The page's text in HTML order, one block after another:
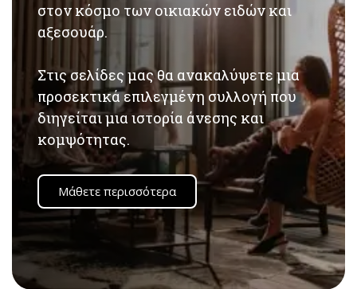
στον κόσμο των οικιακών ειδών και
αξεσουάρ.
Στις σελίδες μας θα ανακαλύψετε μια
προσεκτικά επιλεγμένη συλλογή που
διηγείται μια ιστορία άνεσης και
κομψότητας.
Μάθετε περισσότερα